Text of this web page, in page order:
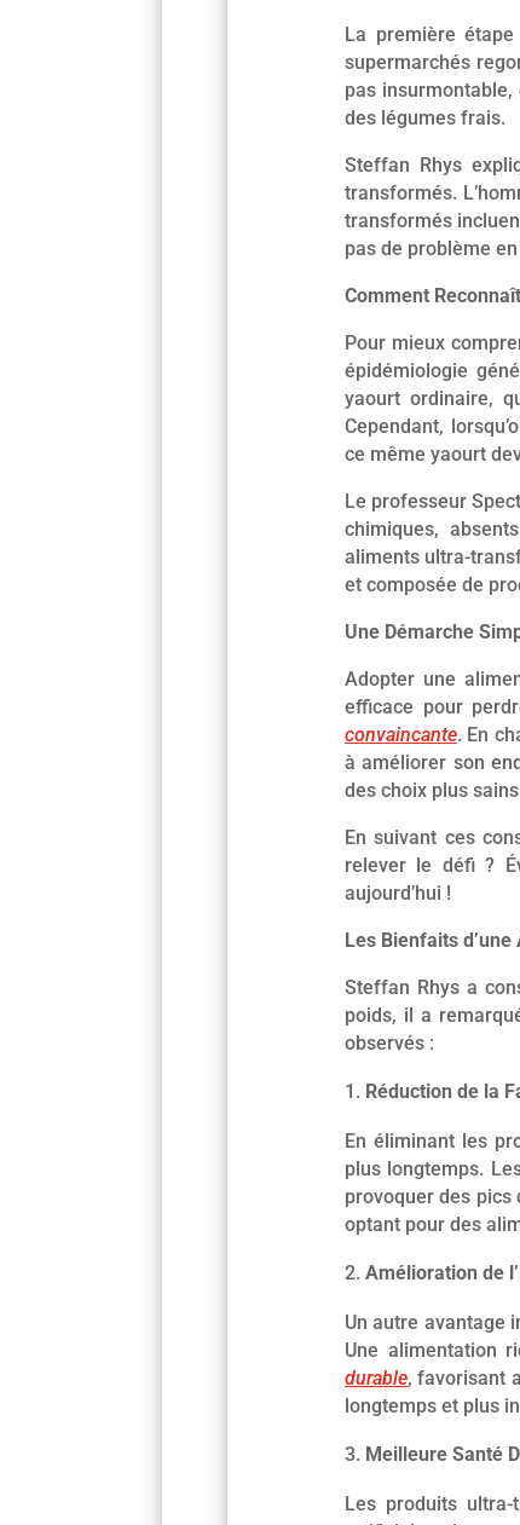
La première
supermarchés
pas
des légumes frais.
Steffan Rhys
transformés.
transformés
pas de problème
Comment
Pour mieux
épidémiologie
yaourt ordinaire,
Cependant,
ce même yaourt
Le professeur
chimiques,
aliments ultra-
et composée de
Une Démarche
Adopter une
efficace pour
convaincante. En
à améliorer son
des choix plus
En suivant ces
relever le défi ?
aujourd’hui !
Les Bienfaits
Steffan Rhys a
poids, il a
observés :
Réduction de la
En éliminant les
plus longtemps.
provoquer des
optant pour des
Amélioration de
Un autre avantage
Une alimentation
durable, favorisant
longtemps et plus
Meilleure Santé
Les produits